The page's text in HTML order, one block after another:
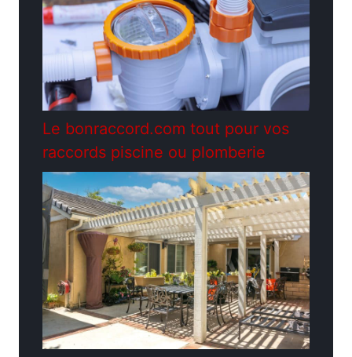
Le bonraccord.com tout pour vos
raccords piscine ou plomberie